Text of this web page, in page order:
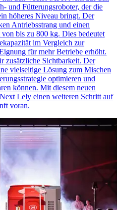
und Fütterungsroboter, der die
höheres Niveau bringt. Der
Antriebsstrang und einen
von bis zu 800 kg. Dies bedeutet
im Vergleich zur
für mehr Betriebe erhöht.
zusätzliche Sichtbarkeit. Der
vielseitige Lösung zum Mischen
optimieren und
können. Mit diesem neuen
Lely einen weiteren Schritt auf
voran.